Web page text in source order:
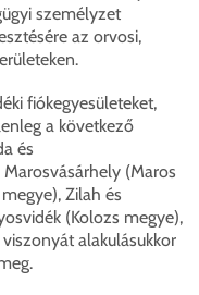
személyzet
az orvosi,
fiókegyesületeket,
a következő
és
(Maros
Zilah és
(Kolozs megye),
alakulásukkor